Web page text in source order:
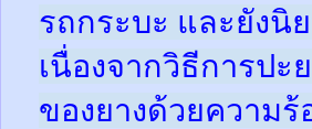
รถกระบะ และยังนิ
เนื่องจากวิธีการป
ของยางด้วยความ